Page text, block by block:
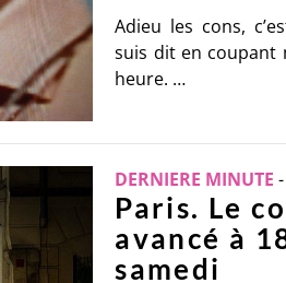
Adieu les cons,
suis dit en coupant
heure. …
DERNIERE MINUTE -
Paris. Le
avancé à
samedi